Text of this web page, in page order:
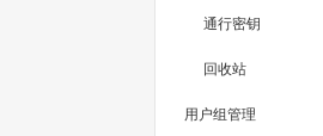
通行密钥
回收站
用户组管理